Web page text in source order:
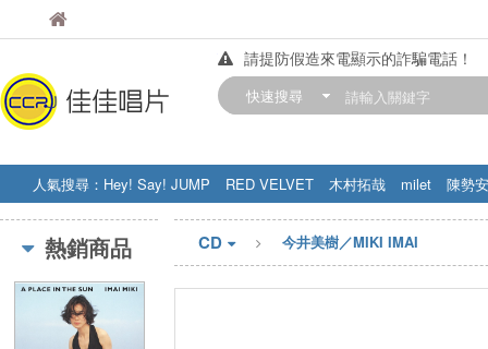
佳佳唱片
請提防假造來電顯示的詐騙電話！
【中華門市營業時間調整公告】
快速搜尋
人氣搜尋： Hey! Say! JUMP RED VELVET 木村拓哉 milet
陳勢安
STRAY KIDS
盧廣仲 周杰伦
熱銷商品 CD 今井美樹／MIKI IMAI